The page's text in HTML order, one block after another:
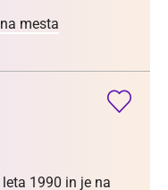
mesta
1990 in je na